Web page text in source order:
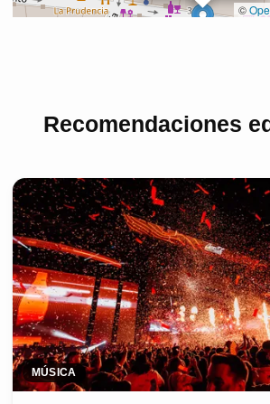
Recomendaciones
MÚSICA